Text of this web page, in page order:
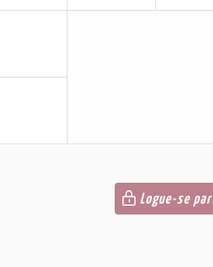
Logue-se